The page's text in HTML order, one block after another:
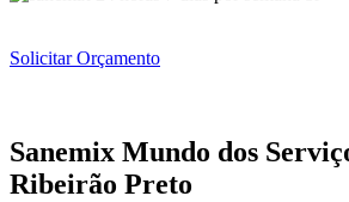
Solicitar Orçamento
Sanemix Mundo dos
Ribeirão Preto